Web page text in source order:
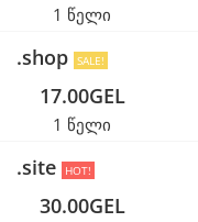
1 წელი
.shop SALE!
17.00GEL
1 წელი
.site HOT!
30.00GEL